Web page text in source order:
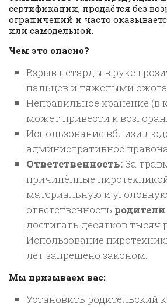
сертификации, продаётся без
ограничений и часто
или самодельной.
Чем это опасно?
Взрыв петарды в руке
пальцев и тяжёлыми
Неправильное хранение (в
может привести к
Использование вблизи
административное
Ответственность: За
причинённые
материальную и уголовную
ответственность родители
достигать десятков тысяч
Использование
лет запрещено законом.
Мы призываем вас:
Установить родительский